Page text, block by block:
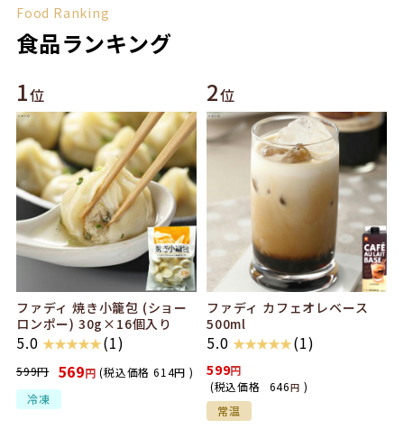
Food Ranking
食品ランキング
1位
ファディ 焼き小籠包 (ショー
ロンポー) 30g×16個入り
5.0 ★ ★ ★ ★ ★(1)
599円 569円 (税込価格 614円 )
冷凍
2位
ファディ カフェオレベース
500ml
5.0 ★ ★ ★ ★ ★(1)
599
(税込価格 646円 )
常温